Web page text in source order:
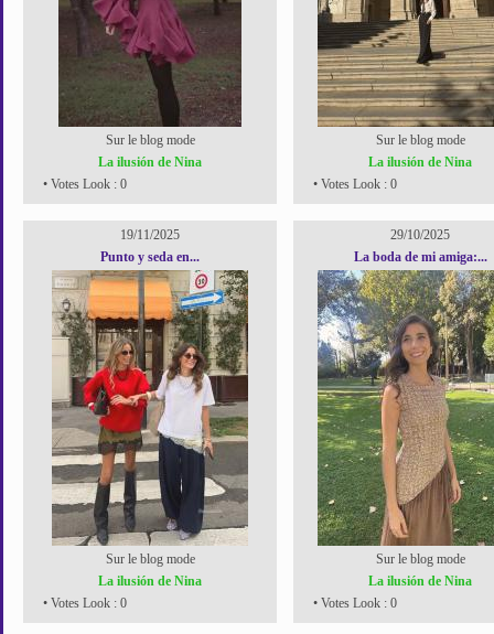
Sur le blog mode
La ilusión de Nina
• Votes Look : 0
Sur le blog mode
La ilusión de Nina
• Votes Look : 0
19/11/2025
Punto y seda en...
Sur le blog mode
La ilusión de Nina
• Votes Look : 0
29/10/2025
La boda de mi amiga:...
Sur le blog mode
La ilusión de Nina
• Votes Look : 0